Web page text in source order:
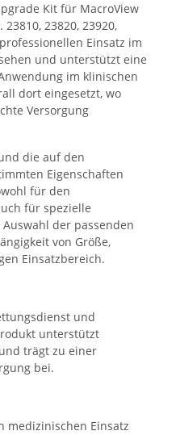
Kit für MacroView
23810, 23820, 23920,
Einsatz im
und unterstützt eine
im klinischen
dort eingesetzt, wo
Versorgung
die auf den
Eigenschaften
für den
für spezielle
der passenden
von Größe,
Einsatzbereich.
und
unterstützt
trägt zu einer
bei.
medizinischen Einsatz